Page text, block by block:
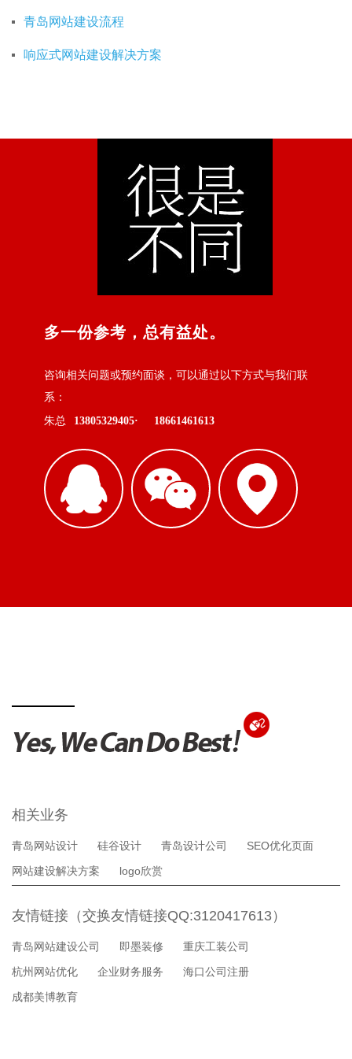
青岛网站建设流程
响应式网站建设解决方案
多一份参考，总有益处。
咨询相关问题或预约面谈，可以通过以下方式与我们联
系：
朱总
13805329405· 18661461613
相关业务
青岛网站设计 硅谷设计 青岛设计公司
SEO优化页面
网站建设解决方案
logo欣赏
友情链接（交换友情链接QQ:3120417613）
青岛网站建设公司 即墨装修
重庆工装公司
杭州网站优化
企业财务服务
海口公司注册
成都美博教育